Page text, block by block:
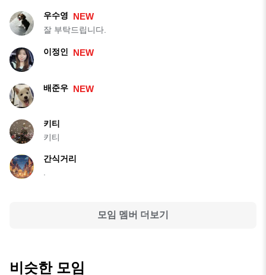
우수영 NEW
잘 부탁드립니다.
이정인 NEW
배준우 NEW
키티
키티
간식거리
모임 멤버 더보기
비슷한 모임